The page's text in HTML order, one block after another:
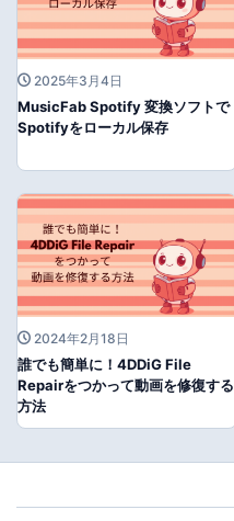
2025年3月4日
MusicFab Spotify 変換ソフトで
Spotifyをローカル保存
2024年2月18日
誰でも簡単に！4DDiG File
Repairをつかって動画を修復する
方法